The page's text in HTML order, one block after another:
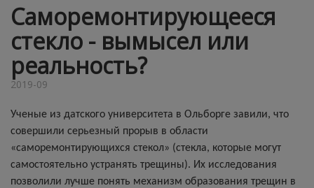
Саморемонтирующееся
стекло - вымысел или
реальность?
2019-09
Ученые из датского университета в Ольборге завили, что
совершили серьезный прорыв в области
«саморемонтирующихся стекол» (стекла, которые могут
самостоятельно устранять трещины). Их исследования
позволили лучше понять механизм образования трещин в